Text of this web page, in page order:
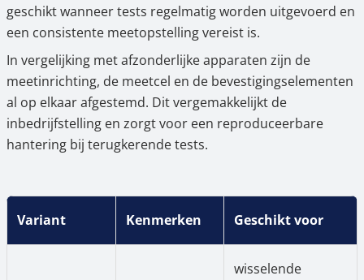
geschikt wanneer tests regelmatig worden uitgevoerd en
een consistente meetopstelling vereist is.
In vergelijking met afzonderlijke apparaten zijn de
meetinrichting, de meetcel en de bevestigingselementen
al op elkaar afgestemd. Dit vergemakkelijkt de
inbedrijfstelling en zorgt voor een reproduceerbare
hantering bij terugkerende tests.
Variant Kenmerken Geschikt voor
wisselende